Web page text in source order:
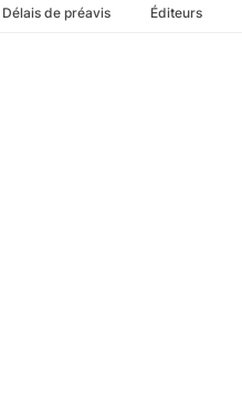
Délais de préavis Éditeurs